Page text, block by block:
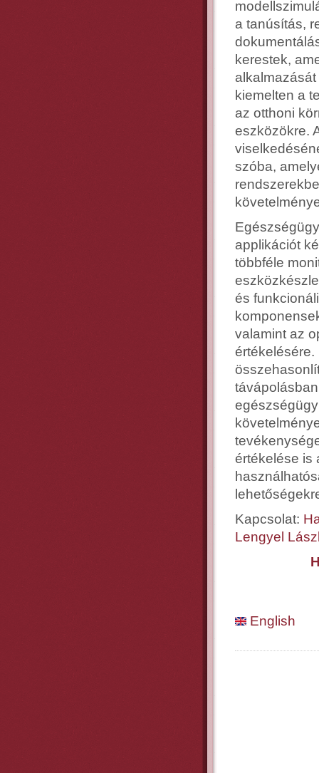
a tanúsítás,
kerestek,
kiemelten a
az otthoni
eszközökre.
szóba,
applikációt
többféle
és
valamint az
értékelésére.
értékelése is
Kapcsolat:
Lengyel
English